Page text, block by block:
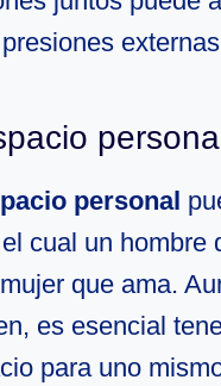
personal
personal
cual un hombre
que ama.
es esencial
para uno